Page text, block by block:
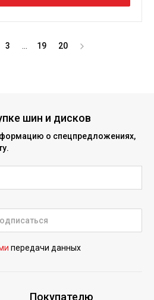
3 19 20
шин и дисков
о спецпредложениях,
передачи данных
Покупателю